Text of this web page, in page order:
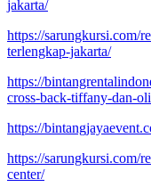
jakarta/
https://sarungkursi.com/
terlengkap-jakarta/
https://
cross-back-tiffany-dan-
https://
https://sarungkursi.com/
center/